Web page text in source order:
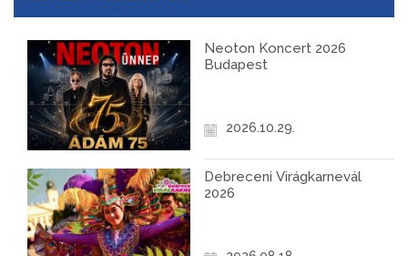
Neoton Koncert 2026
Budapest
2026.10.29.
Debreceni Virágkarnevál
2026